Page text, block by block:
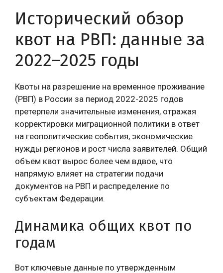
Исторический обзор
квот на РВП: данные за
2022–2025 годы
Квоты на разрешение на временное проживание
(РВП) в России за период 2022-2025 годов
претерпели значительные изменения, отражая
корректировки миграционной политики в ответ
на геополитические события, экономические
нужды регионов и рост числа заявителей. Общий
объем квот вырос более чем вдвое, что
напрямую влияет на стратегии подачи
документов на РВП и распределение по
субъектам Федерации.
Динамика общих квот по
годам
Вот ключевые данные по утвержденным